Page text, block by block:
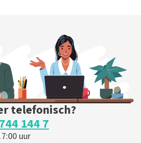
telefonisch?
144 7
uur